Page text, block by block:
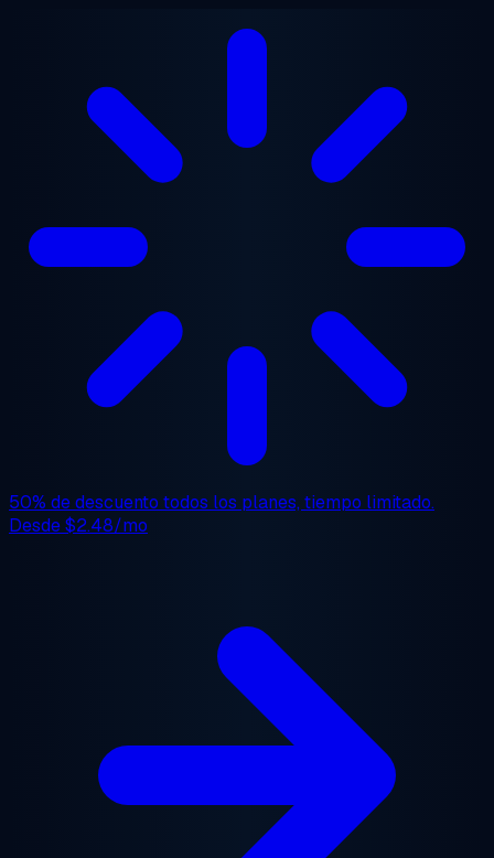
50% de descuento todos los planes, tiempo limitado.
Desde$2.48/mo